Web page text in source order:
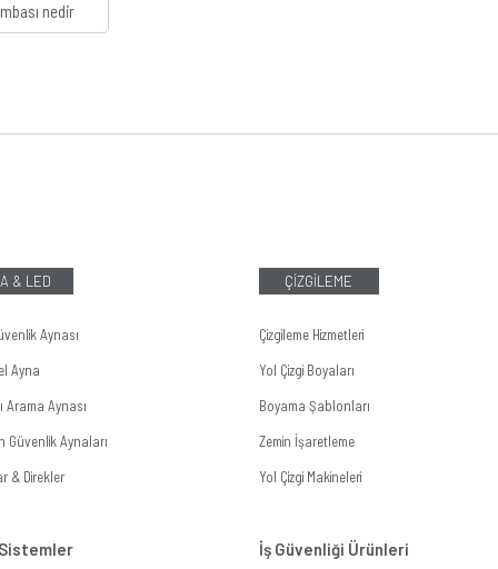
nedir
& LED
Aynası
Ayna
Arama Aynası
Güvenlik Aynaları
& Direkler
ÇİZGİLEME
Çizgileme Hizmetleri
Yol Çizgi Boyaları
Boyama Şablonları
Zemin İşaretleme
Yol Çizgi Makineleri
İş Güvenliği Ürünleri